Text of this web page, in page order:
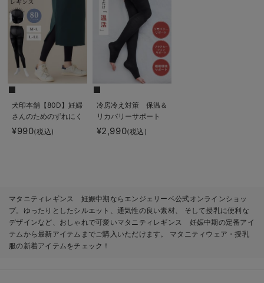
犬印本舗【80D】妊婦
さんのためのずれにく
いレギンス
¥990(税込)
冷房冷え対策 保温＆
リカバリーサポート
momRest おやすみ
着圧ソックス
¥2,990(税込)
マタニティレギンス 妊娠中期ならエンジェリーベ公式オンラインショッ
プ。ゆったりとしたシルエット、通気性の良い素材、 そして授乳に便利な
デザインなど、おしゃれで可愛いマタニティレギンス 妊娠中期の定番アイ
テムから最新アイテムまでご購入いただけます。 マタニティウェア・授乳
服の新着アイテムをチェック！